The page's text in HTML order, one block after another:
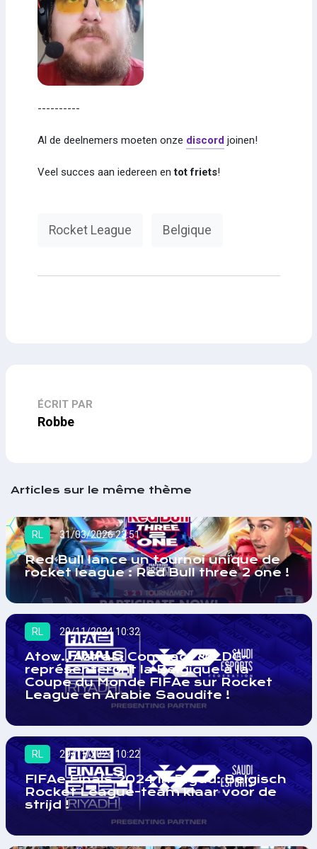
----------
Al de deelnemers moeten onze discordjoinen!
Veel succes aan iedereen entot friets!
Rocket League Belgique
ÉCRIT PAR
Robbe
Articles sur le même thème
RL 31/03/2026 23:51
Red Bull lance un tournoi unique de
rocket league : Red Bull three 2 one !
RL 29/11/2024 10:32
Atow., AztraL, Compact & LDC-
représenteront la Belgique à la
Coupe du Monde FIFAe sur Rocket
League en Arabie Saoudite !
RL 29/11/2024 10:22
FIFAe Finals 2024 in Riyad: Belgisch
Rocket League-team klaar voor de
strijd !